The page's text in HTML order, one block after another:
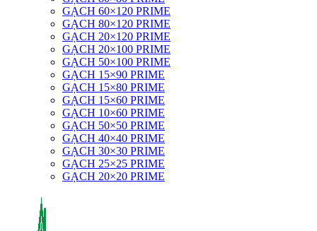
GẠCH 60×120 PRIME
GẠCH 80×120 PRIME
GẠCH 20×120 PRIME
GẠCH 20×100 PRIME
GẠCH 50×100 PRIME
GẠCH 15×90 PRIME
GẠCH 15×80 PRIME
GẠCH 15×60 PRIME
GẠCH 10×60 PRIME
GẠCH 50×50 PRIME
GẠCH 40×40 PRIME
GẠCH 30×30 PRIME
GẠCH 25×25 PRIME
GẠCH 20×20 PRIME